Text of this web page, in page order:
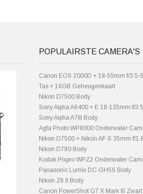
POPULAIRSTE CAMERA'S
Canon EOS 2000D + 18-55mm f/3.5-
Tas + 16GB Geheugenkaart
Nikon D7500 Body
Sony Alpha A6400 + E 18-135mm f/
Sony Alpha A7III Body
Agfa Photo WP8000 Onderwater
Nikon D7500 + Nikon AF-S 35mm f/
Nikon D780 Body
Kodak Pixpro WPZ2 Onderwater
Panasonic Lumix DC-GH5S Body
Nikon Z6 II Body
Canon PowerShot G7 X Mark III Zwart